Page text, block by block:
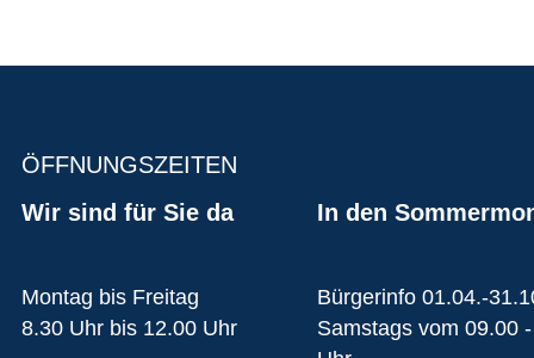
ÖFFNUNGSZEITEN
Wir sind für Sie da
Montag bis Freitag
8.30 Uhr bis 12.00 Uhr
In den
Bürgerinfo 01.04.-
Samstags vom 09.00